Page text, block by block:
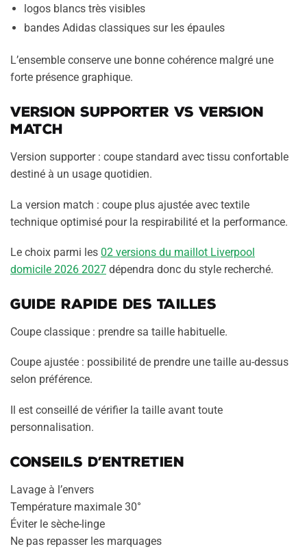
logos blancs très visibles
bandes Adidas classiques sur les épaules
L’ensemble conserve une bonne cohérence malgré une
forte présence graphique.
Version supporter vs version
match
Version supporter : coupe standard avec tissu confortable
destiné à un usage quotidien.
La version match : coupe plus ajustée avec textile
technique optimisé pour la respirabilité et la performance.
Le choix parmi les 02 versions du maillot Liverpool
domicile 2026 2027 dépendra donc du style recherché.
Guide rapide des tailles
Coupe classique : prendre sa taille habituelle.
Coupe ajustée : possibilité de prendre une taille au-dessus
selon préférence.
Il est conseillé de vérifier la taille avant toute
personnalisation.
Conseils d’entretien
Lavage à l’envers
Température maximale 30°
Éviter le sèche-linge
Ne pas repasser les marquages